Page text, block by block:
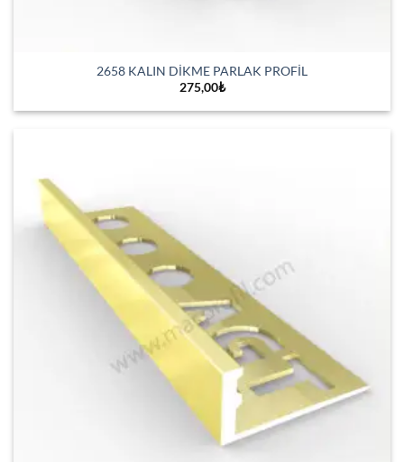
2658 KALIN DİKME PARLAK PROFİL
275,00₺